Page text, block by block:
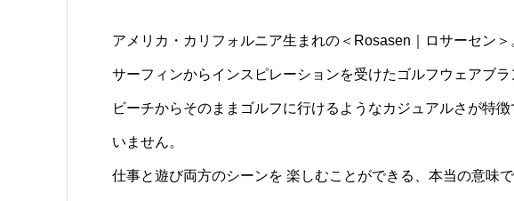
アメリカ・カリフォルニア生まれの＜Rosasen｜ロサーセン＞
サーフィンからインスピレーションを受けたゴルフウェアブラ
ビーチからそのままゴルフに行けるようなカジュアルさが特
いません。
仕事と遊び両方のシーンを 楽しむことができる、本当の意味